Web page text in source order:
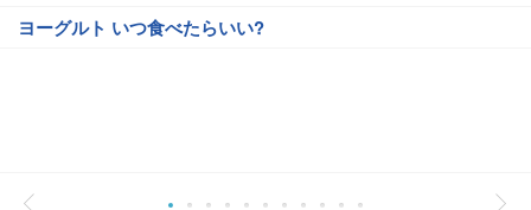
ヨーグルト いつ食べたらいい?